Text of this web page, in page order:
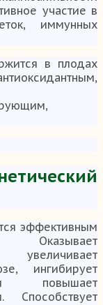
участие в
иммунных
в плодах
эффективным
Оказывает
увеличивает
ингибирует
повышает
Способствует